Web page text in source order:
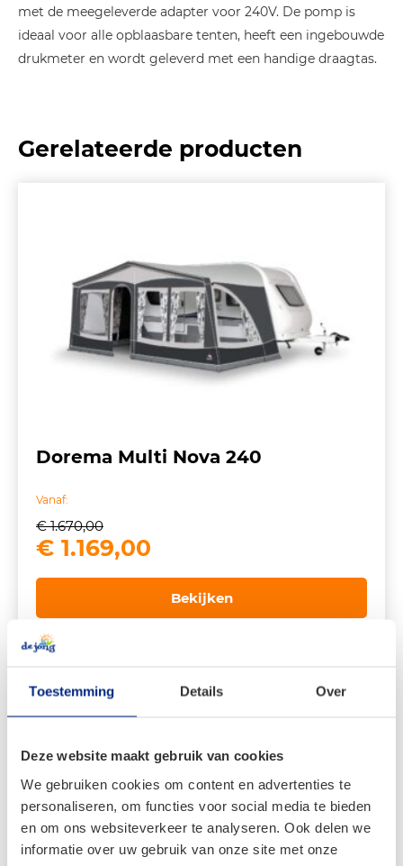
Toestemming Details Over
Deze website maakt gebruik van cookies
We gebruiken cookies om content en advertenties te
personaliseren, om functies voor social media te bieden
en om ons websiteverkeer te analyseren. Ook delen we
informatie over uw gebruik van onze site met onze
met de meegeleverde adapter voor 240V. De pomp is
ideaal voor alle opblaasbare tenten, heeft een ingebouwde
drukmeter en wordt geleverd met een handige draagtas.
Gerelateerde producten
Dorema Multi Nova 240
Vanaf:
€1.670,00
Oorspronkelijke
€ 1.670,00.
€ 1.169,00
is:
€ 1.169,00.
Bekijken